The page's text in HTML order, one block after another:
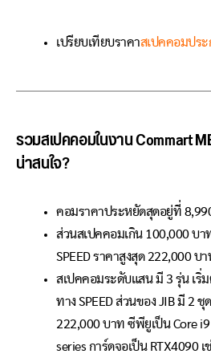
เปรียบเทียบราคาสเปคคอมปร
รวมสเปคคอมในงาน Commart
น่าสนใจ?
คอมราคาประหยัดสุดอยู่ที่
ส่วนสเปคคอมเกิน 100,000 บา
SPEED ราคาสูงสุด 222,000 บ
สเปคคอมระดับแสน มี 3 รุ่น เริ่
ทาง SPEED ส่วนของ JIB มี 2
222,000 บาท ซีพียูเป็น Core
series การ์ดจอเป็น RTX4090